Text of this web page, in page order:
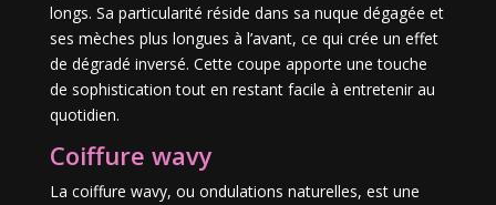
longs. Sa particularité réside dans sa nuque dégagée et
ses mèches plus longues à l’avant, ce qui crée un effet
de dégradé inversé. Cette coupe apporte une touche
de sophistication tout en restant facile à entretenir au
quotidien.
Coiffure wavy
La coiffure wavy, ou ondulations naturelles, est une